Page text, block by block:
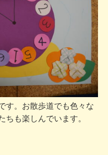
す。お散歩道でも色々な
ちも楽しんでいます。